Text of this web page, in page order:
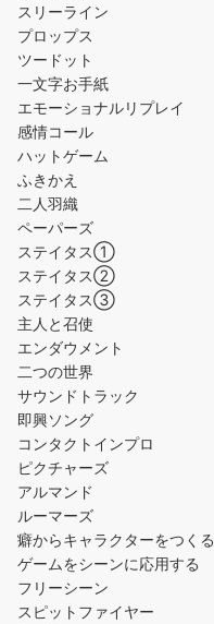
スリーライン
プロップス
ツードット
一文字お手紙
エモーショナルリプレイ
感情コール
ハットゲーム
ふきかえ
二人羽織
ペーパーズ
ステイタス①
ステイタス②
ステイタス③
主人と召使
エンダウメント
二つの世界
サウンドトラック
即興ソング
コンタクトインプロ
ピクチャーズ
アルマンド
ルーマーズ
癖からキャラクターをつくる
ゲームをシーンに応用する
フリーシーン
スピットファイヤー